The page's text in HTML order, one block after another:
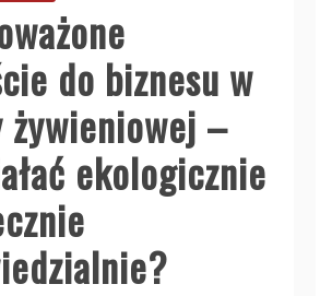
do biznesu w
żywieniowej –
ekologicznie